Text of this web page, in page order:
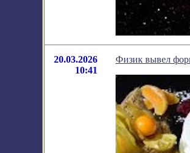
20.03.2026
10:41
Физик вывел